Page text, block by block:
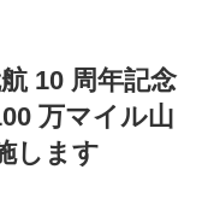
10 周年記念
万マイル山
します